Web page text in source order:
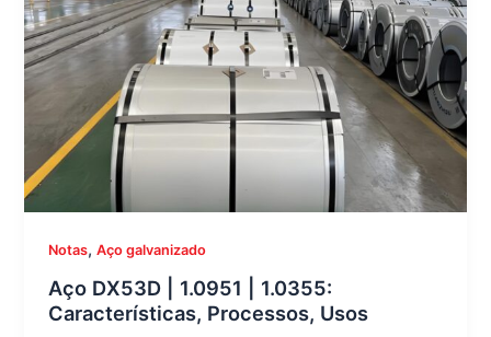
Notas,Aço galvanizado
Aço DX53D | 1.0951 | 1.0355:
Características, Processos, Usos